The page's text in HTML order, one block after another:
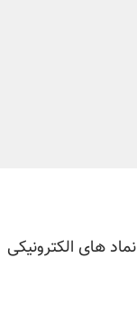
نماد های الکترونیکی